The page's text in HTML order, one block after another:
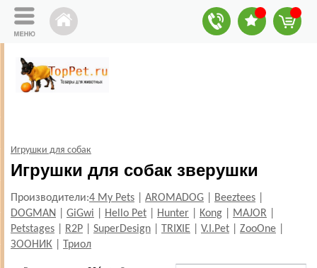
Игрушки для собак
Игрушки для собак зверушки
Производители:4 My Pets AROMADOG Beeztees
DOGMAN
GiGwi Hello Pet Hunter Kong MAJOR
Petstages
R2P SuperDesign TRIXIE V.I.Pet ZooOne
ЗООНИК
Триол